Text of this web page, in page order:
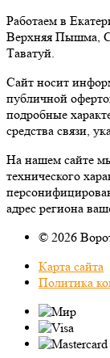
Работаем в
Верхняя Пышма,
Таватуй.
Сайт носит
публичной
подробные
средства связи,
На нашем сайте
технического
адрес региона
© 2026
Карта сайта
Политика